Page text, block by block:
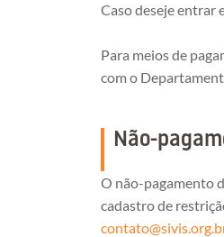
Caso deseje entrar
Para meios de
com o
Não-
O não-pagamento
cadastro de